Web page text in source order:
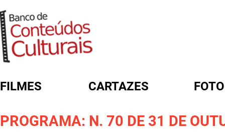
FILMES CARTAZES
PROGRAMA: N. 70 DE 31 DE
FORMULÁRIO DE BUSCA